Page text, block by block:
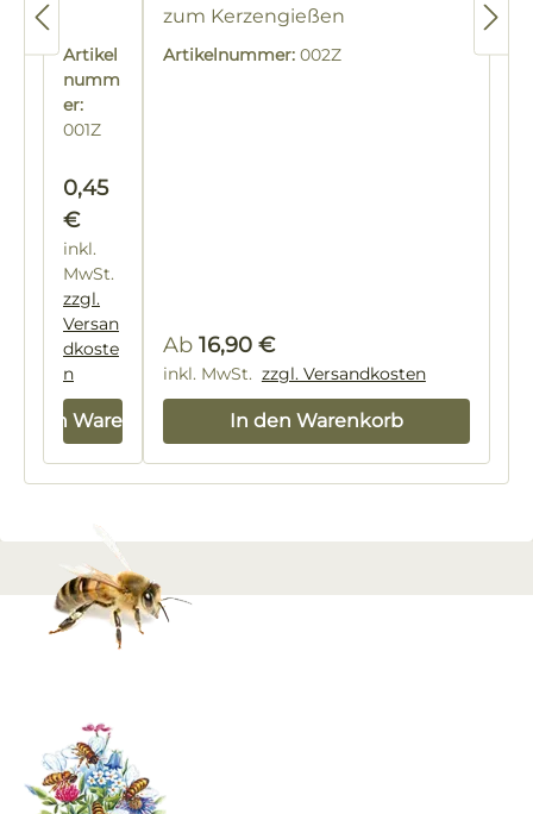
Artikel
numm
er:
001Z
Regulärer Preis:
0,45
€
inkl.
MwSt.
zzgl.
Versan
dkoste
n
In den Warenkorb
zum Kerzengießen
Artikelnummer: 002Z
Regulärer Preis:
Ab 16,90 €
inkl. MwSt. zzgl. Versandkosten
In den Warenkorb